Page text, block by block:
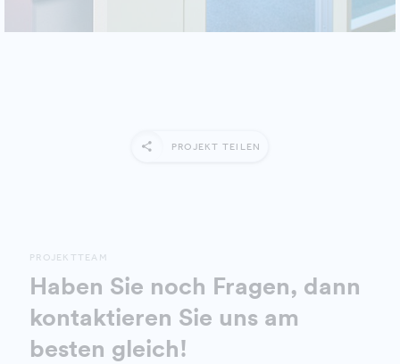
PROJEKT TEILEN
PROJEKTTEAM
Haben Sie noch Fragen, dann
kontaktieren Sie uns am
besten gleich!